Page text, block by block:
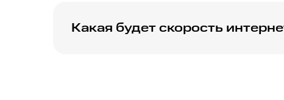
Какая будет скорость